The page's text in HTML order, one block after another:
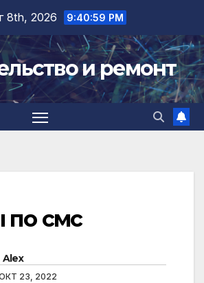
8th, 2026 9:41:00 PM
и ремонт
по смс
Alex
23, 2022